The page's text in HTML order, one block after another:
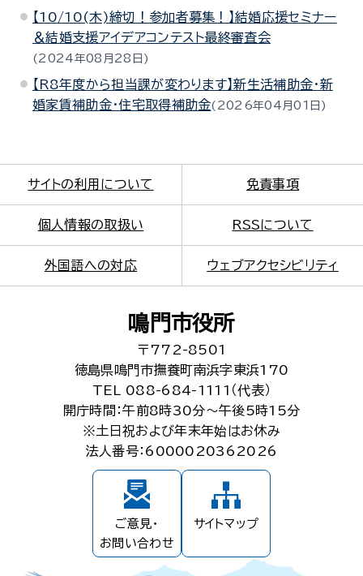
【10/10(木)締切！参加者募集！】結婚応援セミナー
＆結婚支援アイデアコンテスト最終審査会
2024年08月28日
【R8年度から担当課が変わります】新生活補助金・新
婚家賃補助金・住宅取得補助金
2026年04月01日
サイトの利用について 免責事項
個人情報の取扱い RSSについて
外国語への対応 ウェブアクセシビリティ
鳴門市役所
〒772-8501
徳島県鳴門市撫養町南浜字東浜170
TEL 088-684-1111（代表）
開庁時間：午前8時30分～午後5時15分
※土日祝および年末年始はお休み
法人番号：6000020362026
ご意見・
お問い合わせ
サイトマップ